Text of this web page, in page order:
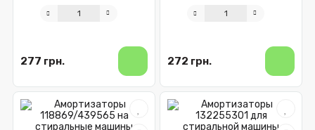
277 грн. 272 грн.